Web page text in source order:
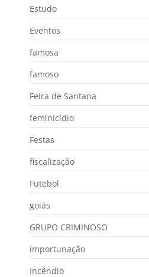
Estudo
Eventos
famosa
famoso
Feira de Santana
feminicídio
Festas
fiscalização
Futebol
goiás
GRUPO CRIMINOSO
importunação
Incêndio